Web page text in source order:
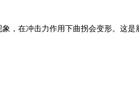
在冲击力作用下曲拐会变形。这是